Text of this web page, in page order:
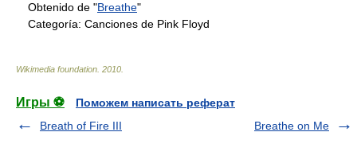
Obtenido de "Breathe"
Categoría: Canciones de Pink Floyd
Wikimedia foundation 2010
Игры ⚽
Поможем написать реферат
Breath of Fire III
Breathe on Me